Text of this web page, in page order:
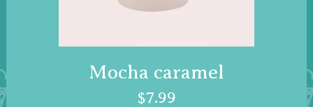
Mocha caramel
$7.99